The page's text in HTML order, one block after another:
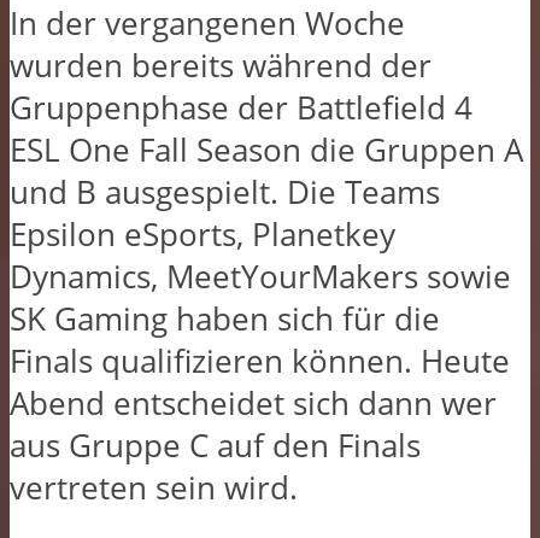
In der vergangenen Woche
wurden bereits während der
Gruppenphase der Battlefield 4
ESL One Fall Season die Gruppen A
und B ausgespielt. Die Teams
Epsilon eSports, Planetkey
Dynamics, MeetYourMakers sowie
SK Gaming haben sich für die
Finals qualifizieren können. Heute
Abend entscheidet sich dann wer
aus Gruppe C auf den Finals
vertreten sein wird.